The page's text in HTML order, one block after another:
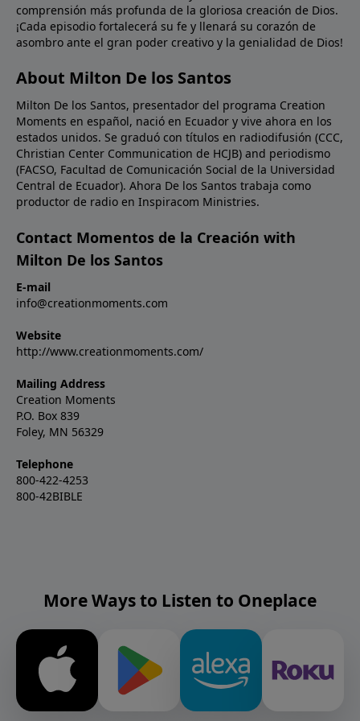
palabras de Jesús a Nicodemo, si la Biblia nos habla
de cosas terrenales y no las creemos, ¿cómo
podremos creer en la Biblia cuando nos habla de las
cosas celestiales?Oración: Señor, creemos; ayuda
nuestra incredulidad. Llénanos de un nuevo aprecio
por Tu Palabra para que podamos ser instruidos por
Ti en toda verdad. En Nombre de Cristo Jesús.
Amén.Imagen: Isaac Newton's experiment on light.
comprensión más profunda de la gloriosa creación de Dios.
¡Cada episodio fortalecerá su fe y llenará su corazón de
asombro ante el gran poder creativo y la genialidad de Dios!
About Milton De los Santos
Milton De los Santos, presentador del programa Creation
Moments en español, nació en Ecuador y vive ahora en los
estados unidos. Se graduó con títulos en radiodifusión (CCC,
Christian Center Communication de HCJB) and periodismo
(FACSO, Facultad de Comunicación Social de la Universidad
Central de Ecuador). Ahora De los Santos trabaja como
productor de radio en Inspiracom Ministries.
Contact Momentos de la Creación with
Milton De los Santos
E-mail
info@creationmoments.com
Website
http://www.creationmoments.com/
Mailing Address
Creation Moments
P.O. Box 839
Foley, MN 56329
Telephone
800-422-4253
800-42BIBLE
More Ways to Listen to Oneplace